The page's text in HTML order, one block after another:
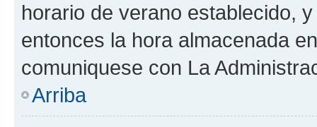
horario de verano establecido,
entonces la hora almacenada
comuniquese con La
Arriba